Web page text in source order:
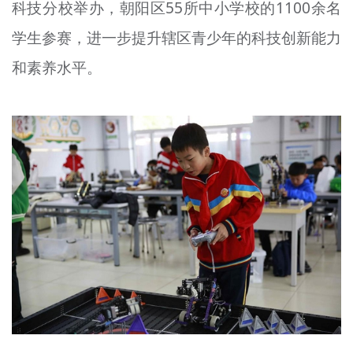
榜样人物
+
身边好人
北京宣传文化引导基金
宣传思想文化人才
专题
资料库
+
科技分校举办，朝阳区55所中小学校的1100余名
学生参赛，进一步提升辖区青少年的科技创新能力
和素养水平。